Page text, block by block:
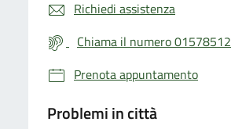
Richiedi assistenza
Chiama il numero 01578512
Prenota appuntamento
Problemi in città